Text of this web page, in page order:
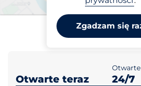
Zgadzam się
66
Otwórz wszystko
Otwarte teraz
Otwarte
24/7